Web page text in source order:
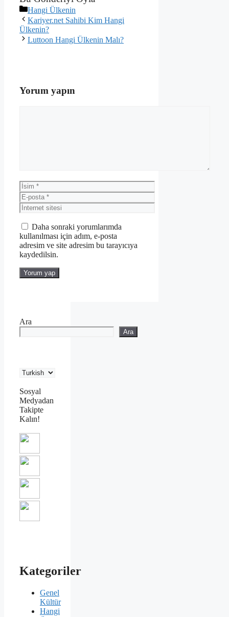
Kategoriler
Hangi Ülkenin
Kariyer.net Sahibi Kim Hangi
Ülkenin?
Luttoon Hangi Ülkenin Malı?
Yorum yapın
İsim
E-
posta
İnternet
sitesi
Daha sonraki yorumlarımda
kullanılması için adım, e-posta
adresim ve site adresim bu tarayıcıya
kaydedilsin.
Ara
Ara
Sosyal
Medyadan
Takipte
Kalın!
Kategoriler
Genel
Kültür
Hangi